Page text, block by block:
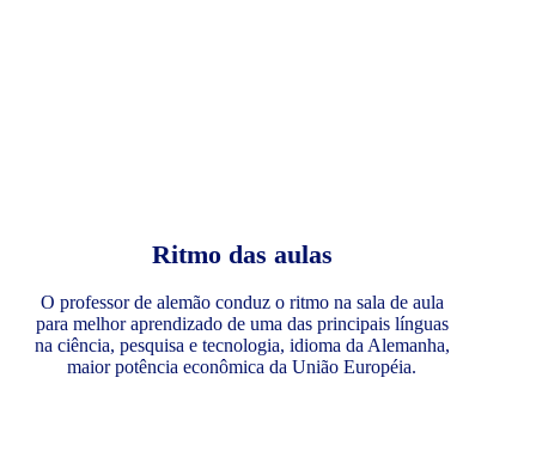
Ritmo das aulas
O professor de alemão conduz o ritmo na sala de aula
para melhor aprendizado de uma das principais línguas
na ciência, pesquisa e tecnologia, idioma da Alemanha,
maior potência econômica da União Européia.